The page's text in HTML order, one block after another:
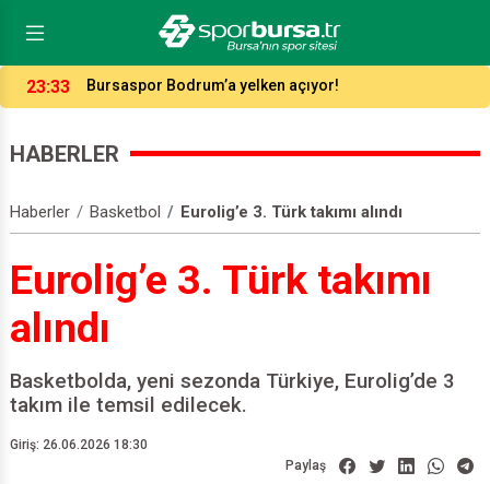
16:37 Bursaspor’un forma numaraları açıklandı
HABERLER
Haberler Basketbol Eurolig’e 3. Türk takımı alındı
Eurolig’e 3. Türk takımı
alındı
Basketbolda, yeni sezonda Türkiye, Eurolig’de 3
takım ile temsil edilecek.
Giriş: 26.06.2026 18:30
Paylaş